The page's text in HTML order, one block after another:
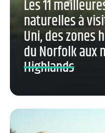
Les 11
naturelles à
Uni, des zones
du Norfolk aux
Highlands